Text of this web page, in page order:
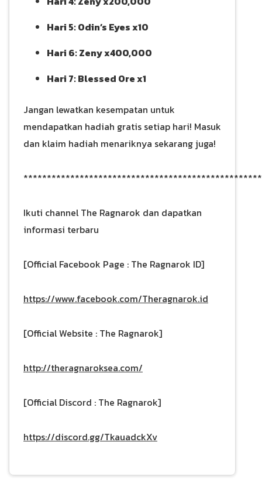
Hari 5: Odin’s Eyes x10
Hari 6: Zeny x400,000
Hari 7: Blessed Ore x1
Jangan lewatkan kesempatan untuk
mendapatkan hadiah gratis setiap hari! Masuk
dan klaim hadiah menariknya sekarang juga!
Ikuti channel The Ragnarok dan dapatkan
informasi terbaru
[Official Facebook Page : The Ragnarok ID]
https://www.facebook.com/Theragnarok.id
[Official Website : The Ragnarok]
http://theragnaroksea.com/
[Official Discord : The Ragnarok]
https://discord.gg/TkauadckXv